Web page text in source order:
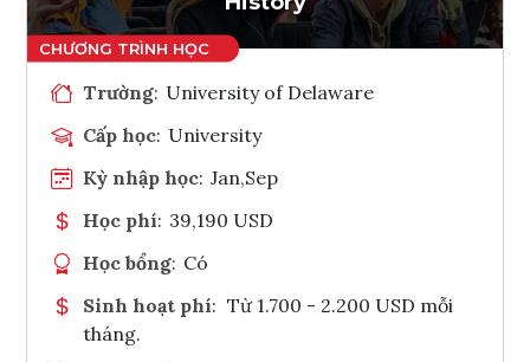
Trường: University of Delaware
Cấp học: University
Kỳ nhập học: Jan,Sep
Học phí: 39,190 USD
Học bổng: Có
Sinh hoạt phí: Từ 1.700 - 2.200 USD mỗi
tháng.